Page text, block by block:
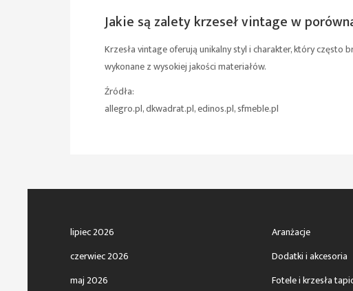
Jakie są zalety krzeseł vintage w
Krzesła vintage oferują unikalny styl i charakter, który często
wykonane z wysokiej jakości materiałów.
Źródła:
allegro.pl, dkwadrat.pl, edinos.pl, sfmeble.pl
lipiec 2026
czerwiec 2026
maj 2026
Aranżacje
Dodatki i akcesoria
Fotele i krzesła